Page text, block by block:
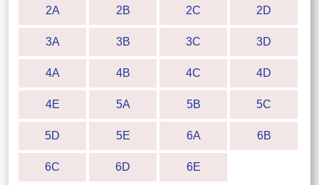
2A 2B 2C 2D
3A 3B 3C 3D
4A 4B 4C 4D
4E 5A 5B 5C
5D 5E 6A 6B
6C 6D 6E